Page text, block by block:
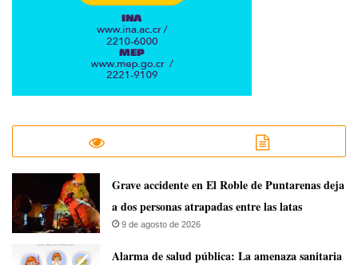
Grave accidente en El Roble de Puntarenas deja
a dos personas atrapadas entre las latas
9 de agosto de 2026
​Alarma de salud pública: La amenaza sanitaria